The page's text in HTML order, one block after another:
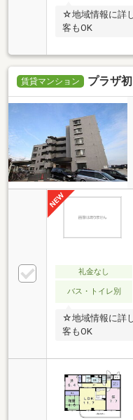
☆地域情報に詳
客もOK
賃貸マンション プラザ
礼金なし
バス・トイレ別
☆地域情報に詳
客もOK